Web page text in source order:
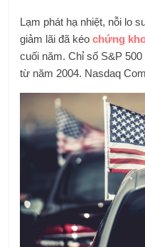
Lạm phát hạ nhiệt, nỗi lo
giảm lãi đã kéo chứng
cuối năm. Chỉ số S&P
từ năm 2004. Nasdaq